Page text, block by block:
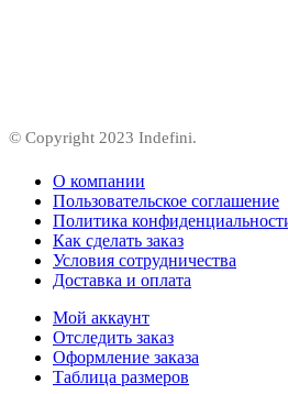
© Copyright 2023 Indefini.
О компании
Пользовательское соглашение
Политика
Как сделать заказ
Условия сотрудничества
Доставка и оплата
Мой аккаунт
Отследить заказ
Оформление заказа
Таблица размеров